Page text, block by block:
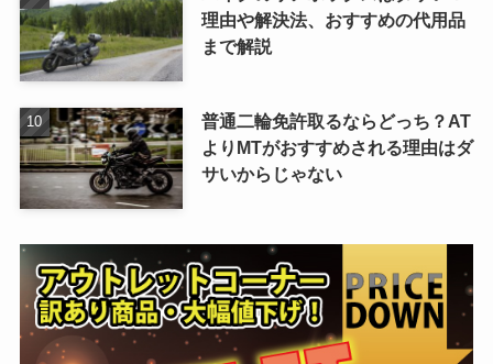
理由や解決法、おすすめの代用品
まで解説
普通二輪免許取るならどっち？AT
よりMTがおすすめされる理由はダ
サいからじゃない